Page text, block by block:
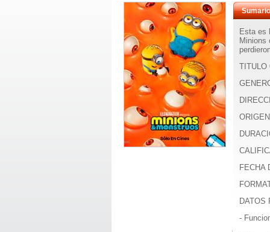
Sumario
Esta es
Minions
TITULO
FECHA
DATOS
-